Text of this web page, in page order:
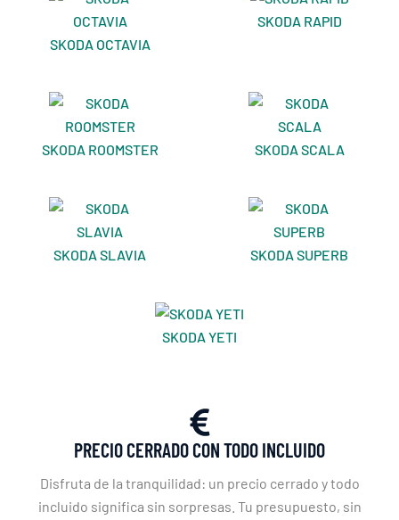
SKODA OCTAVIA
SKODA RAPID
SKODA ROOMSTER SKODA SCALA
SKODA SLAVIA SKODA SUPERB
SKODA YETI
PRECIO CERRADO CON TODO INCLUIDO
Disfruta de la tranquilidad: un precio cerrado y todo
incluido significa sin sorpresas. Tu presupuesto, sin